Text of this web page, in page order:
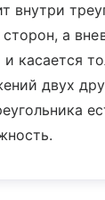
внутри
а
касается
двух